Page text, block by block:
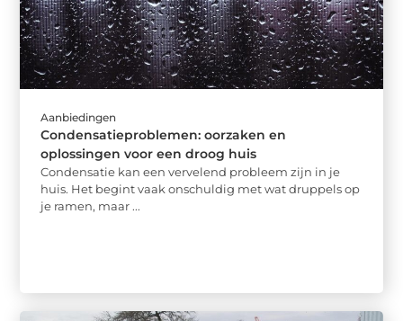
Aanbiedingen
Condensatieproblemen: oorzaken en
oplossingen voor een droog huis
Condensatie kan een vervelend probleem zijn in je
huis. Het begint vaak onschuldig met wat druppels op
je ramen, maar ...